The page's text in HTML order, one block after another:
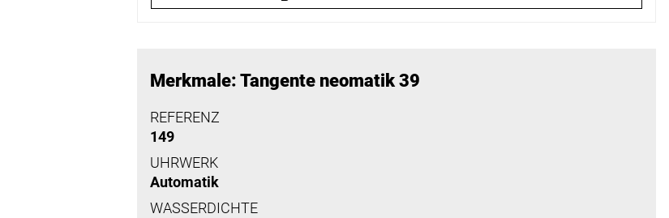
Merkmale: Tangente neomatik 39
REFERENZ
149
UHRWERK
Automatik
WASSERDICHTE